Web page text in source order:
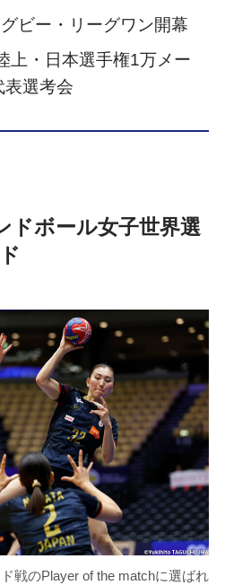
ビー・リーグワン開幕
上・日本選手権1万メー
表選考会
ドボール女子世界選
戦のPlayer of the matchに選ばれ